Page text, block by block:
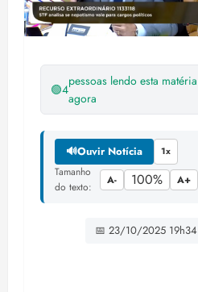
🟢4
pessoas lendo esta matéria
agora
🔊Ouvir Notícia 1x
Tamanho
do texto:
A- 100% A+
📅 23/10/2025 19h34